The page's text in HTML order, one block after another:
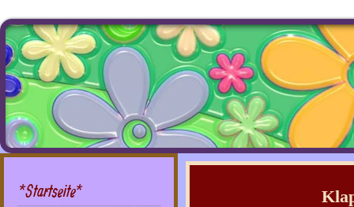
*Startseite*